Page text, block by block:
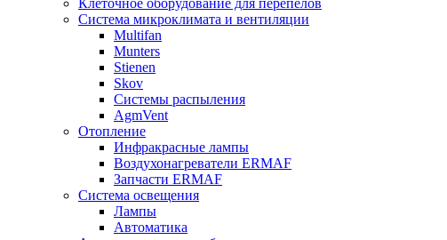
Клеточное оборудование для перепелов
Система микроклимата и вентиляции
Multifan
Munters
Stienen
Skov
Системы распыления
AgmVent
Отопление
Инфракрасные лампы
Воздухонагреватели ERMAF
Запчасти ERMAF
Система освещения
Лампы
Автоматика